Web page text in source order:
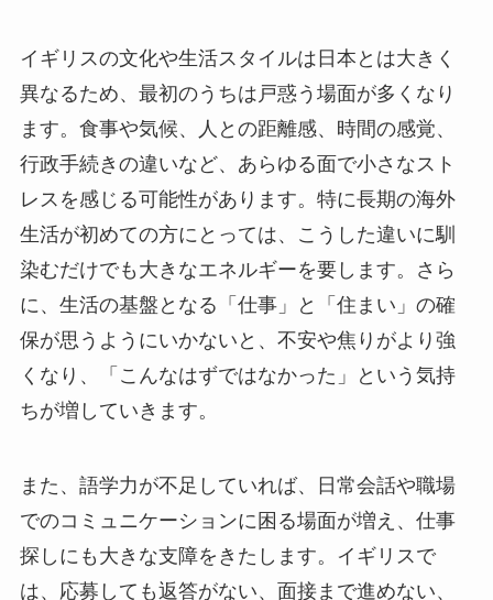
イギリスの文化や生活スタイルは日本とは大きく
異なるため、最初のうちは戸惑う場面が多くなり
ます。食事や気候、人との距離感、時間の感覚、
行政手続きの違いなど、あらゆる面で小さなスト
レスを感じる可能性があります。特に長期の海外
生活が初めての方にとっては、こうした違いに馴
染むだけでも大きなエネルギーを要します。さら
に、生活の基盤となる「仕事」と「住まい」の確
保が思うようにいかないと、不安や焦りがより強
くなり、「こんなはずではなかった」という気持
ちが増していきます。
また、語学力が不足していれば、日常会話や職場
でのコミュニケーションに困る場面が増え、仕事
探しにも大きな支障をきたします。イギリスで
は、応募しても返答がない、面接まで進めない、